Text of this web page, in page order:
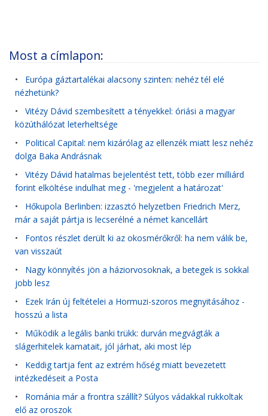
Most a címlapon:
• Európa gáztartalékai alacsony szinten: nehéz tél elé
nézhetünk?
• Vitézy Dávid szembesített a tényekkel: óriási a magyar
közúthálózat leterheltsége
• Political Capital: nem kizárólag az ellenzék miatt lesz nehéz
dolga Baka Andrásnak
• Vitézy Dávid hatalmas bejelentést tett, több ezer milliárd
forint elköltése indulhat meg - 'megjelent a határozat'
• Hőkupola Berlinben: izzasztó helyzetben Friedrich Merz,
már a saját pártja is lecserélné a német kancellárt
• Fontos részlet derült ki az okosmérőkről: ha nem válik be,
van visszaút
• Nagy könnyítés jön a háziorvosoknak, a betegek is sokkal
jobb lesz
• Ezek Irán új feltételei a Hormuzi-szoros megnyitásához -
hosszú a lista
• Működik a legális banki trükk: durván megvágták a
slágerhitelek kamatait, jól járhat, aki most lép
• Keddig tartja fent az extrém hőség miatt bevezetett
intézkedéseit a Posta
• Románia már a frontra szállít? Súlyos vádakkal rukkoltak
elő az oroszok